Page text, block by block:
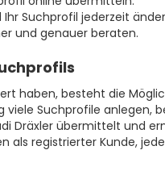
Suchprofil jederzeit
und genauer beraten.
haben, besteht die
viele Suchprofile anlegen,
Dräxler übermittelt und
als registrierter Kunde,